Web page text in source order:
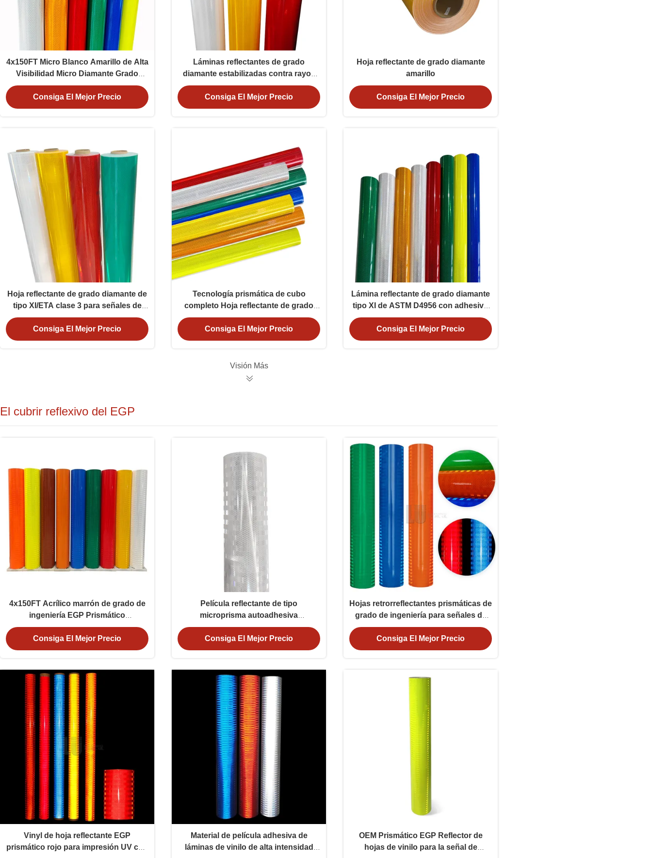
4x150FT Micro Blanco Amarillo de Alta
Visibilidad Micro Diamante Grado
Reflector de Hojas de Película Vinilo
para señales de tráfico ODM
Consiga El Mejor Precio
Láminas reflectantes de grado
diamante estabilizadas contra rayos
UV con 10 años de garantía y
cumplimiento de ASTM D4956 tipo XI
Consiga El Mejor Precio
Hoja reflectante de grado diamante
amarillo
Consiga El Mejor Precio
Hoja reflectante de grado diamante de
tipo XI/ETA clase 3 para señales de
carretera
Consiga El Mejor Precio
Tecnología prismática de cubo
completo Hoja reflectante de grado
diamante con 10 años de vida útil para
la seguridad vial
Consiga El Mejor Precio
Lámina reflectante de grado diamante
tipo XI de ASTM D4956 con adhesivo
sensible a la presión para señales de
carretera
Consiga El Mejor Precio
Visión Más
El cubrir reflexivo del EGP
4x150FT Acrílico marrón de grado de
ingeniería EGP Prismático
Retroreflector de hojas de vinilo para
señales de tráfico
Consiga El Mejor Precio
Película reflectante de tipo
microprisma autoadhesiva
aluminizada EGP
Consiga El Mejor Precio
Hojas retrorreflectantes prismáticas de
grado de ingeniería para señales de
tráfico
Consiga El Mejor Precio
Vinyl de hoja reflectante EGP
prismático rojo para impresión UV con
Material de película adhesiva de
láminas de vinilo de alta intensidad
OEM Prismático EGP Reflector de
hojas de vinilo para la señal de